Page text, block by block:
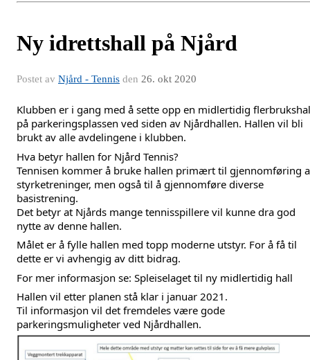
Ny idrettshall på Njård
Postet av Njård - Tennis den 26. okt 2020
Klubben er i gang med å sette opp en midlertidig
på parkeringsplassen ved siden av Njårdhallen. Hallen vil bli
brukt av alle avdelingene i klubben.
Hva betyr hallen for Njård Tennis?
Tennisen kommer å bruke hallen primært til gjennomføring
styrketreninger, men også til å gjennomføre diverse
basistrening.
Det betyr at Njårds mange tennisspillere vil kunne dra god
nytte av denne hallen.
Målet er å fylle hallen med topp moderne utstyr. For å få til
dette er vi avhengig av ditt bidrag.
For mer informasjon se: Spleiselaget til ny midlertidig hall
Hallen vil etter planen stå klar i januar 2021.
Til informasjon vil det fremdeles være gode
parkeringsmuligheter ved Njårdhallen.